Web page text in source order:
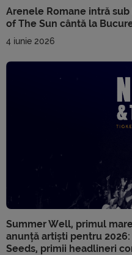
Arenele Romane intră
of The Sun cântă la
4 iunie 2026
Summer Well, primul
anunță artiști pentru 2026:
Seeds, primii headlineri